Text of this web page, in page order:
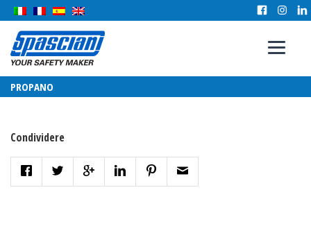
PROPANO
Condividere